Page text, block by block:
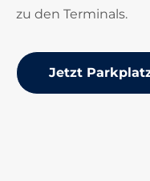
zu den Terminals.
Jetzt